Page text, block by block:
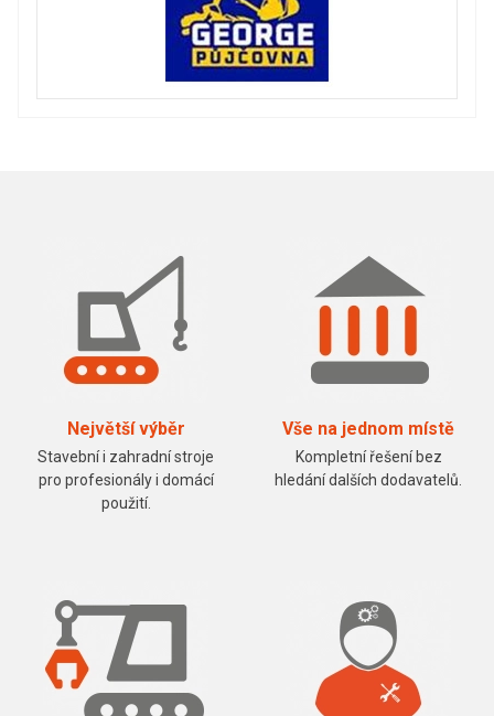
Největší výběr
Stavební i zahradní stroje
pro profesionály i domácí
použití.
Vše na jednom místě
Kompletní řešení bez
hledání dalších dodavatelů.